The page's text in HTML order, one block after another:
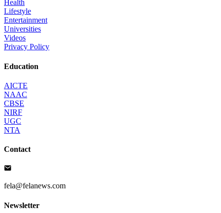
Health
Lifestyle
Entertainment
Universities
Videos
Privacy Policy
Education
AICTE
NAAC
CBSE
NIRF
UGC
NTA
Contact
fela@felanews.com
Newsletter